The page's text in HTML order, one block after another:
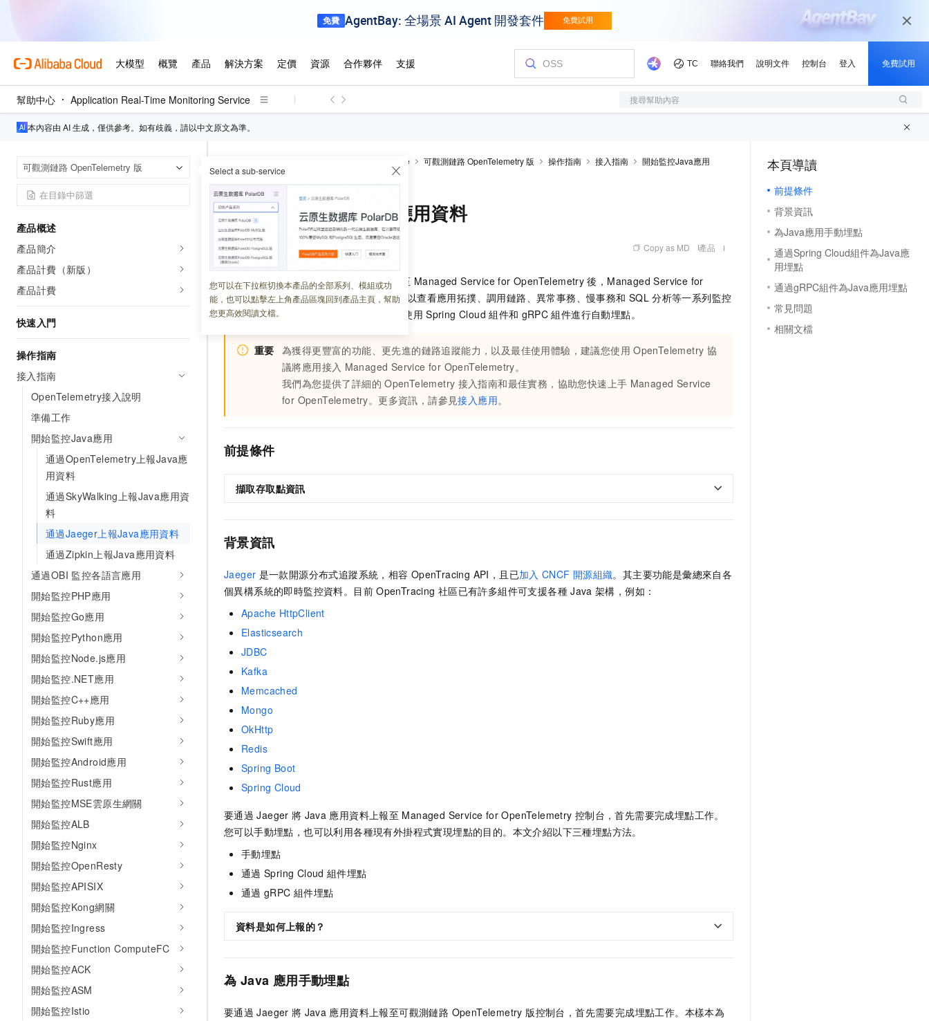
幫助中心 Application Real-Time Monitoring Service 搜尋幫助內容
本內容由 AI 生成，僅供參考。如有歧義，請以中文原文為準。
可觀測鏈路 OpenTelemetry 版 Select a sub-service
您可以在下拉框切換本產品的全部系列、模組或功
能，也可以點擊左上角產品區塊回到產品主頁，幫助
您更高效閱讀文檔。
產品概述
產品簡介
產品計費（新版）
產品計費
快速入門
操作指南
接入指南
OpenTelemetry接入說明
準備工作
開始監控Java應用
通過OpenTelemetry上報Java應
用資料
通過SkyWalking上報Java應用資
料
通過Jaeger上報Java應用資料
通過Zipkin上報Java應用資料
通過OBI 監控各語言應用
開始監控PHP應用
開始監控Go應用
開始監控Python應用
開始監控Node.js應用
開始監控.NET應用
開始監控C++應用
開始監控Ruby應用
開始監控Swift應用
開始監控Android應用
開始監控Rust應用
開始監控MSE雲原生網關
開始監控ALB
開始監控Nginx
開始監控OpenResty
開始監控APISIX
開始監控Kong網關
開始監控Ingress
開始監控Function ComputeFC
開始監控ACK
開始監控ASM
開始監控Istio
Application Real-Time Monitoring Service 可觀測鏈路 OpenTelemetry 版 操作指南 接入指南
開始監控Java應用
通過Jaeger上報Java應用資料
通過Jaeger上報Java應用資料
更新時間：2026-06-11 21:29:24 Copy as MD 產品
通過 Jaeger 為應用埋點並上報鏈路資料至 Managed Service for OpenTelemetry 後， Managed Service for
OpenTelemetry 即可開始監控應用，您可以查看應用拓撲、調用鏈路、異常事務、慢事務和 SQL 分析等一系列監控
資料。本文介紹如何進行手動埋點，以及使用 Spring Cloud 組件和 gRPC 組件進行自動埋點。
重要 為獲得更豐富的功能、更先進的鏈路追蹤能力，以及最佳使用體驗，建議您使用 OpenTelemetry 協
議將應用接入 Managed Service for OpenTelemetry。
我們為您提供了詳細的 OpenTelemetry 接入指南和最佳實務，協助您快速上手 Managed Service
for OpenTelemetry。更多資訊，請參見接入應用。
前提條件
擷取存取點資訊
背景資訊
Jaeger 是一款開源分布式追蹤系統，相容 OpenTracing API，且已加入 CNCF 開源組織。其主要功能是彙總來自各
個異構系統的即時監控資料。目前 OpenTracing 社區已有許多組件可支援各種 Java 架構，例如：
Apache HttpClient
Elasticsearch
JDBC
Kafka
Memcached
Mongo
OkHttp
Redis
Spring Boot
Spring Cloud
要通過 Jaeger 將 Java 應用資料上報至 Managed Service for OpenTelemetry 控制台，首先需要完成埋點工作。
您可以手動埋點，也可以利用各種現有外掛程式實現埋點的目的。本文介紹以下三種埋點方法。
手動埋點
通過 Spring Cloud 組件埋點
通過 gRPC 組件埋點
資料是如何上報的？
為 Java 應用手動埋點
要通過 Jaeger 將 Java 應用資料上報至可觀測鏈路 OpenTelemetry 版控制台，首先需要完成埋點工作。本樣本為
本頁導讀
前提條件
背景資訊
為Java應用手動埋點
通過Spring Cloud組件為Java應
用埋點
通過gRPC組件為Java應用埋點
常見問題
相關文檔